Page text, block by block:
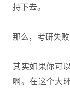
持下去。
那么，考研失败
其实如果你可
啊。在这个大